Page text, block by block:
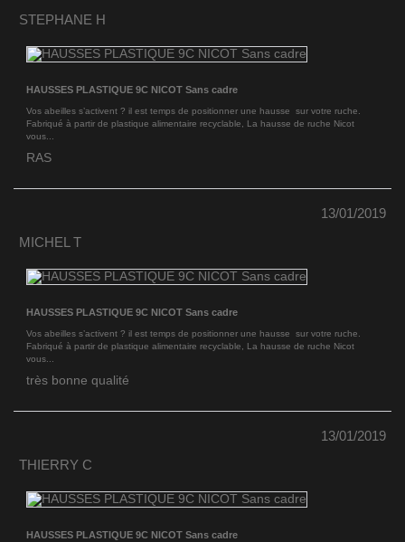
STEPHANE H
HAUSSES PLASTIQUE 9C NICOT Sans cadre
Vos abeilles s’activent ? il est temps de positionner une hausse sur votre ruche.
Fabriqué à partir de plastique alimentaire recyclable, La hausse de ruche Nicot
vous...
RAS
13/01/2019
MICHEL T
HAUSSES PLASTIQUE 9C NICOT Sans cadre
Vos abeilles s’activent ? il est temps de positionner une hausse sur votre ruche.
Fabriqué à partir de plastique alimentaire recyclable, La hausse de ruche Nicot
vous...
très bonne qualité
13/01/2019
THIERRY C
HAUSSES PLASTIQUE 9C NICOT Sans cadre